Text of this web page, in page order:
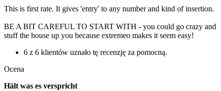
This is first rate. It gives 'entry' to any number and kind of insertion.
BE A BIT CAREFUL TO START WITH - you could go crazy and
stuff the house up you because extremeo makes it seem easy!
6 z 6 klientów uznało tę recenzję za pomocną.
Ocena
Hält was es verspricht